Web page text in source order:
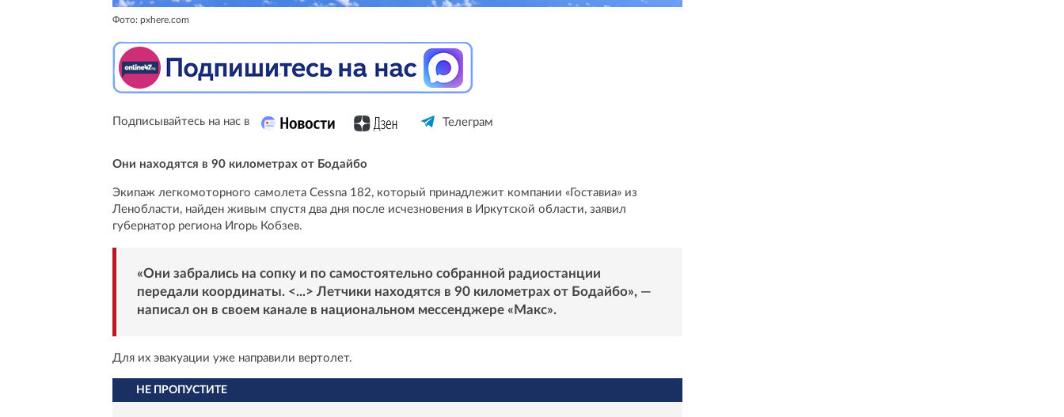
Фото: pxhere.com
Подписывайтесь на нас в Телеграм
Они находятся в 90 километрах от Бодайбо
Экипаж легкомоторного самолета Cessna 182, который принадлежит компании «Гоставиа» из
Ленобласти, найден живым спустя два дня после исчезновения в Иркутской области, заявил
губернатор региона Игорь Кобзев.
«Они забрались на сопку и по самостоятельно собранной радиостанции
передали координаты. <...> Летчики находятся в 90 километрах от Бодайбо», —
написал он в своем канале в национальном мессенджере « Макс».
Для их эвакуации уже направили вертолет.
НЕ ПРОПУСТИТЕ